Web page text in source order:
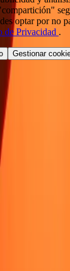
optar por no
de Privacidad .
Gestionar